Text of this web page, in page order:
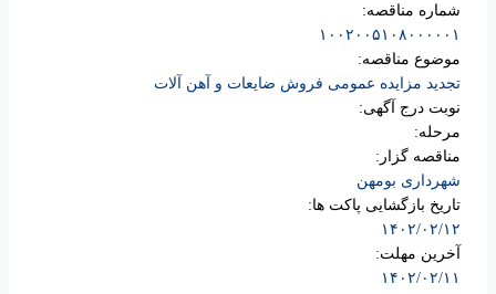
شماره مناقصه:
۱۰۰۲۰۰۵۱۰۸۰۰۰۰۰۱
موضوع مناقصه:
تجدید مزایده عمومی فروش ضایعات و آهن آلات
نوبت درج آگهی:
مرحله:
مناقصه گزار:
شهرداری بومهن
تاریخ بازگشایی پاکت ها:
۱۴۰۲/۰۲/۱۲
آخرین مهلت:
۱۴۰۲/۰۲/۱۱